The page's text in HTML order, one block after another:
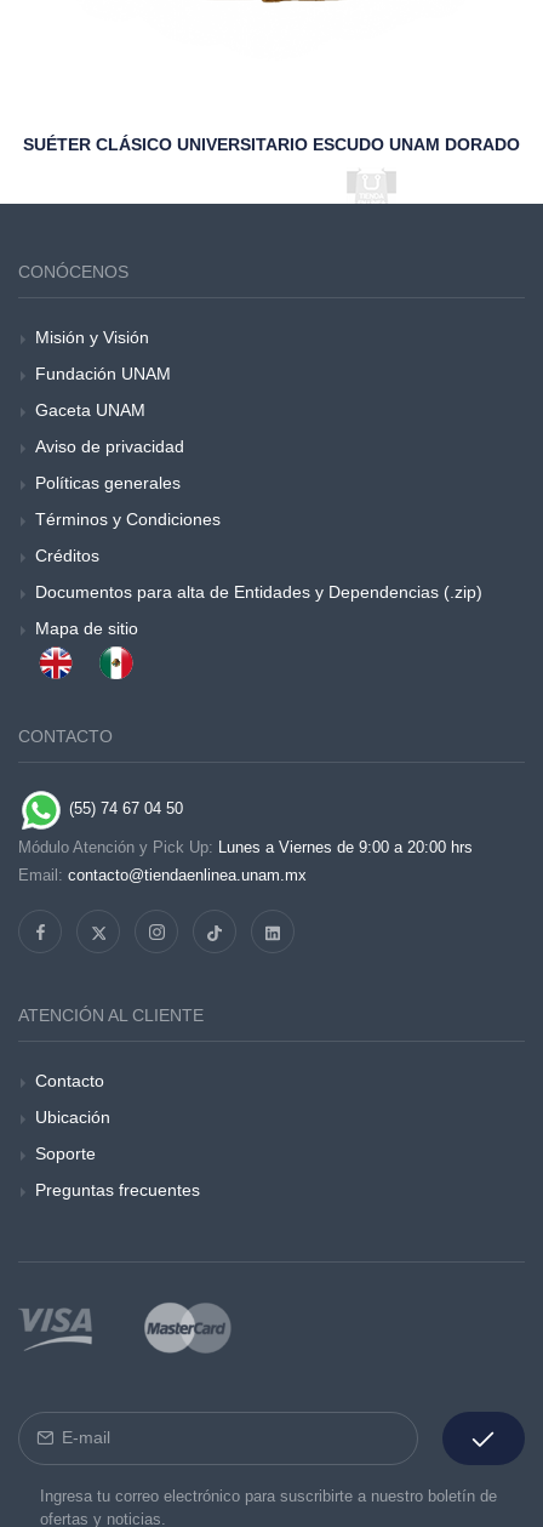
SUÉTER CLÁSICO UNIVERSITARIO ESCUDO UNAM DORADO
CONÓCENOS
Misión y Visión
Fundación UNAM
Gaceta UNAM
Aviso de privacidad
Políticas generales
Términos y Condiciones
Créditos
Documentos para alta de Entidades y Dependencias (.zip)
Mapa de sitio
CONTACTO
(55) 74 67 04 50
Módulo Atención y Pick Up: Lunes a Viernes de 9:00 a 20:00 hrs
Email: contacto@tiendaenlinea.unam.mx
ATENCIÓN AL CLIENTE
Contacto
Ubicación
Soporte
Preguntas frecuentes
Ingresa tu correo electrónico para suscribirte a nuestro boletín de
ofertas y noticias.